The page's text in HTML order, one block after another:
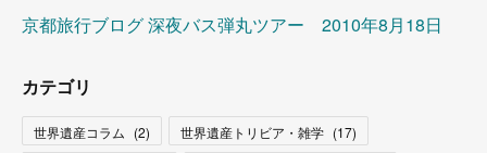
京都旅行ブログ 深夜バス弾丸ツアー 2010年8月18日
カテゴリ
世界遺産コラム (2) 世界遺産トリビア・雑学 (17)